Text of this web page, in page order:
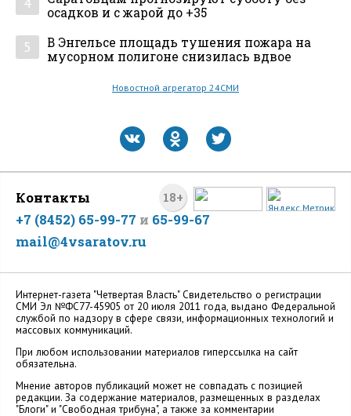
осадков и с жарой до +35
5
В Энгельсе площадь тушения пожара на
мусорном полигоне снизилась вдвое
Новостной агрегатор 24СМИ
18+
Контакты
+7 (8452) 65-99-77 и 65-99-67
mail@4vsaratov.ru
Интернет-газета "Четвертая Власть" Cвидетельство о регистрации
СМИ Эл №ФС77-45905 от 20 июля 2011 года, выдано Федеральной
службой по надзору в сфере связи, информационных технологий и
массовых коммуникаций.
При любом использовании материалов гиперссылка на сайт
обязательна.
Мнение авторов публикаций может не совпадать с позицией
редакции. За содержание материалов, размещенных в разделах
"Блоги" и "Свободная трибуна", а также за комментарии